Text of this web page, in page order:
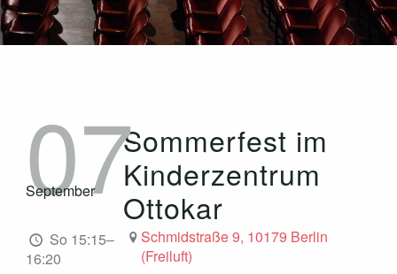
Sommerfest im
Kinderzentrum
Ottokar
07
September
So 15:15–
16:20
Schmidstraße 9, 10179 Berlin
(Freiluft)